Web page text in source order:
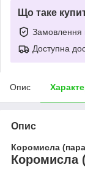
Що таке
Замовлення
Доступна
Опис
Опис
Коромисла
Коромисла